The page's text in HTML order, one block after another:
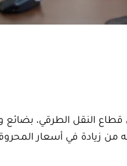
قطاع النقل الطرقي،
من زيادة في أسعار